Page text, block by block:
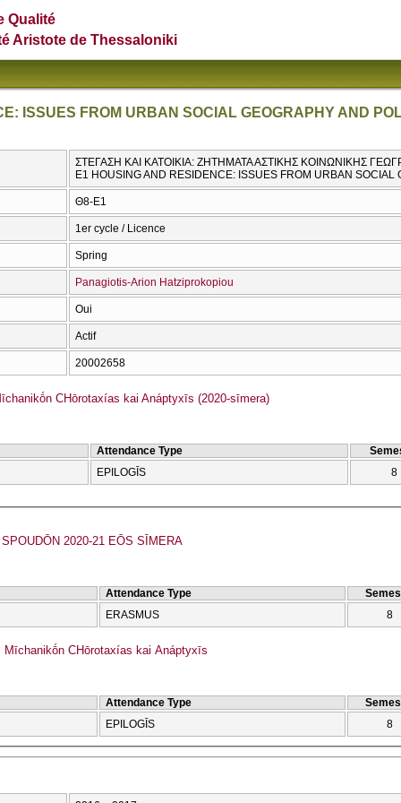
Qualité
Aristote de Thessaloniki
ISSUES FROM URBAN SOCIAL GEOGRAPHY AND
ΣΤΕΓΑΣΗ ΚΑΙ ΚΑΤΟΙΚΙΑ: ΖΗΤΗΜΑΤΑ ΑΣΤΙΚΗΣ ΚΟΙΝΩΝΙΚΗΣ
E1 HOUSING AND RESIDENCE: ISSUES FROM URBAN
Θ8-Ε1
1er cycle / Licence
Spring
Panagiotis-Arion Hatziprokopiou
Oui
Actif
20002658
CΗōrotaxías kai Anáptyxīs (2020-sīmera)
Attendance Type
EPILOGĪS
8
2020-21 EŌS SĪMERA
Attendance Type
ERASMUS
8
Mīchanikṓn CΗōrotaxías kai Anáptyxīs
Attendance Type
EPILOGĪS
8